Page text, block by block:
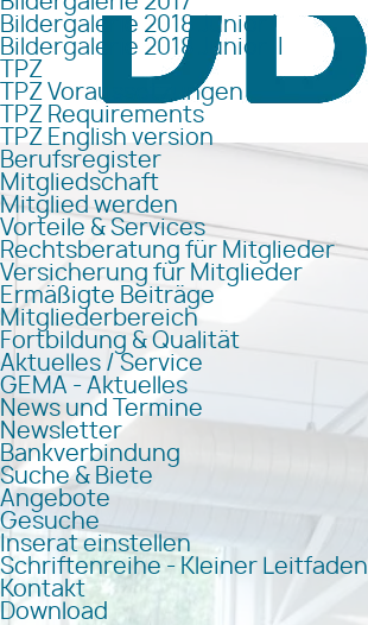
Bildergalerie 2018 Junior I
Bildergalerie 2018 Junior II
TPZ
TPZ Voraussetzungen
TPZ Requirements
TPZ English version
Berufsregister
Mitgliedschaft
Mitglied werden
Vorteile & Services
Rechtsberatung für Mitglieder
Versicherung für Mitglieder
Ermäßigte Beiträge
Mitgliederbereich
Fortbildung & Qualität
Aktuelles / Service
GEMA - Aktuelles
News und Termine
Newsletter
Bankverbindung
Suche & Biete
Angebote
Gesuche
Inserat einstellen
Schriftenreihe - Kleiner Leitfaden
Kontakt
Download